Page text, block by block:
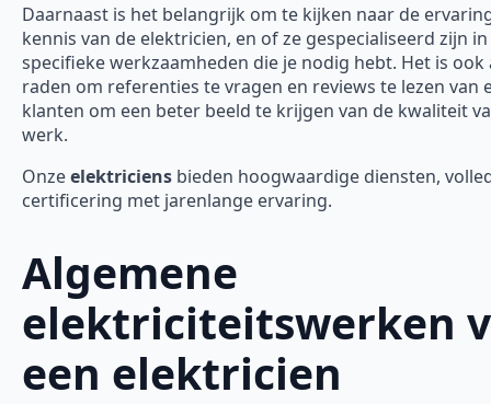
Daarnaast is het belangrijk om te kijken naar de
kennis van de elektricien, en of ze gespecialiseerd zijn
specifieke werkzaamheden die je nodig hebt. Het is ook
raden om referenties te vragen en reviews te lezen van
klanten om een beter beeld te krijgen van de kwaliteit
werk.
Onzeelektriciens bieden hoogwaardige diensten,
certificering met jarenlange ervaring.
Algemene
elektriciteitswerken
een elektricien